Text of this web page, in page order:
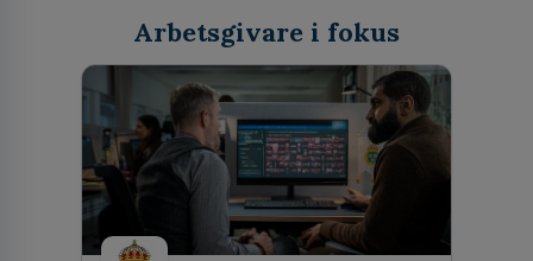
Arbetsgivare i fokus